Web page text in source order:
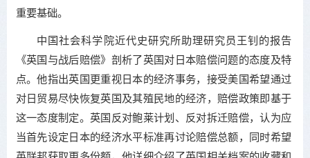
重要基础。
中国社会科学院近代史研究所助理研究员王钊的报告
《英国与战后赔偿》剖析了英国对日本赔偿问题的态度及特
点。他指出英国更重视日本的经济事务，接受美国希望通过
对日贸易尽快恢复英国及其殖民地的经济，赔偿政策即基于
这一态度制定。英国反对鲍莱计划、反对拆迁赔偿，认为应
当首先设定日本的经济水平标准再讨论赔偿总额，同时希望